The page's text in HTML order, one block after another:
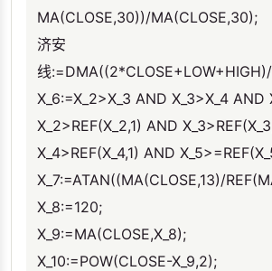
MA(CLOSE,30))/MA(CLOSE,30);
济安
线
X_6:=X_2>X_3 AND X_3>X_4 AND
X_2>REF(X_2,1) AND
X_4>REF(X_4,1) AND
X_7:=ATAN((MA(CLOSE,13)/
X_8:=120;
X_9:=MA(CLOSE,X_8);
X_10:=POW(CLOSE-X_9,2);